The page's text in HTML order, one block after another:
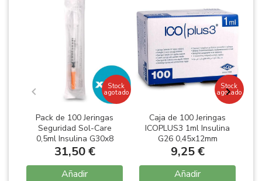
Stock
agotado
Pack de 100 Jeringas
Seguridad Sol-Care
0,5ml Insulina G30x8
31,50 €
Añadir
Stock
agotado
Caja de 100 Jeringas
ICOPLUS3 1ml Insulina
G26 0,45x12mm
9,25 €
Añadir